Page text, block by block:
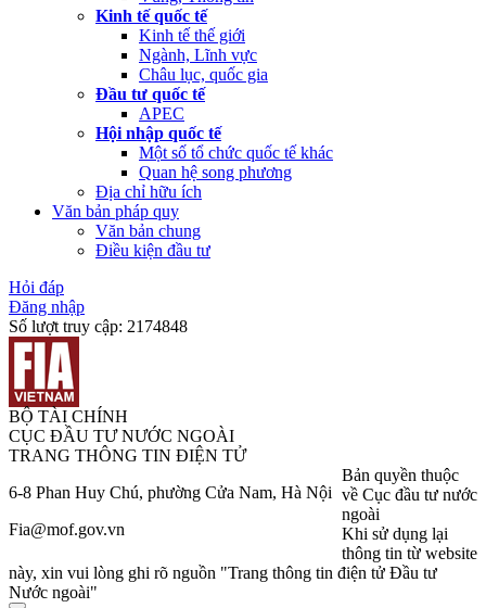
Kinh tế quốc tế
Kinh tế thế giới
Ngành, Lĩnh vực
Châu lục, quốc gia
Đầu tư quốc tế
APEC
Hội nhập quốc tế
Một số tổ chức quốc tế khác
Quan hệ song phương
Địa chỉ hữu ích
Văn bản pháp quy
Văn bản chung
Điều kiện đầu tư
Hỏi đáp
Đăng nhập
Số lượt truy cập: 2174848
BỘ TÀI CHÍNH
CỤC ĐẦU TƯ NƯỚC NGOÀI
TRANG THÔNG TIN ĐIỆN TỬ
6-8 Phan Huy Chú, phường Cửa Nam, Hà Nội
Fia@mof.gov.vn
Bản quyền thuộc
về Cục đầu tư nước
ngoài
Khi sử dụng lại
thông tin từ website
này, xin vui lòng ghi rõ nguồn "Trang thông tin điện tử Đầu tư
Nước ngoài"